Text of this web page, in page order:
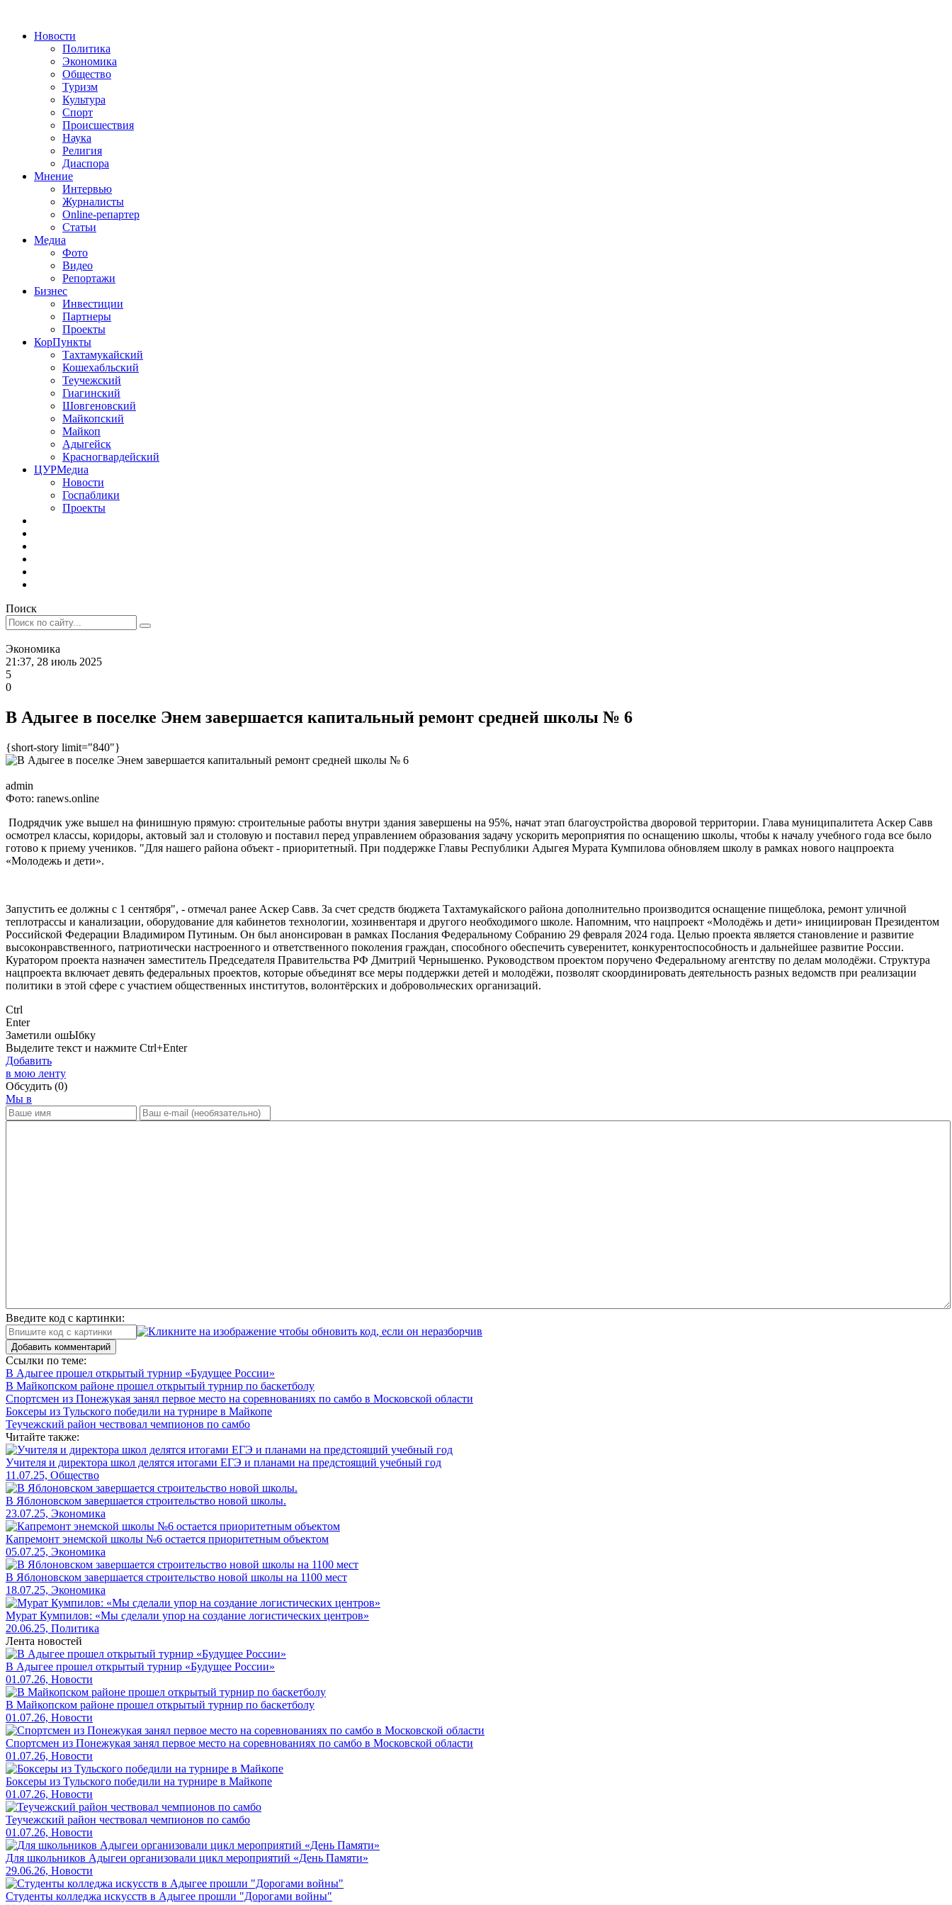
Новости
Политика
Экономика
Общество
Туризм
Культура
Спорт
Происшествия
Наука
Религия
Диаспора
Мнение
Интервью
Журналисты
Online-репартер
Статьи
Медиа
Фото
Видео
Репортажи
Бизнес
Инвестиции
Партнеры
Проекты
КорПункты
Тахтамукайский
Кошехабльский
Теучежский
Гиагинский
Шовгеновский
Майкопский
Майкоп
Адыгейск
Красногвардейский
ЦУРМедиа
Новости
Госпаблики
Проекты
Поиск
Экономика
21:37, 28 июль 2025
5
0
В Адыгее в поселке Энем завершается капитальный ремонт средней школы № 6
{short-story limit="840"}
admin
Фото: ranews.online
Подрядчик уже вышел на финишную прямую: строительные работы внутри здания завершены на 95%, начат этап благоустройства дворовой территории. Глава муниципалитета Аскер Савв
осмотрел классы, коридоры, актовый зал и столовую и поставил перед управлением образования задачу ускорить мероприятия по оснащению школы, чтобы к началу учебного года все было
готово к приему учеников. "Для нашего района объект - приоритетный. При поддержке Главы Республики Адыгея Мурата Кумпилова обновляем школу в рамках нового нацпроекта
«Молодежь и дети».
Запустить ее должны с 1 сентября", - отмечал ранее Аскер Савв. За счет средств бюджета Тахтамукайского района дополнительно производится оснащение пищеблока, ремонт уличной
теплотрассы и канализации, оборудование для кабинетов технологии, хозинвентаря и другого необходимого школе. Напомним, что нацпроект «Молодёжь и дети» инициирован Президентом
Российской Федерации Владимиром Путиным. Он был анонсирован в рамках Послания Федеральному Собранию 29 февраля 2024 года. Целью проекта является становление и развитие
высоконравственного, патриотически настроенного и ответственного поколения граждан, способного обеспечить суверенитет, конкурентоспособность и дальнейшее развитие России.
Куратором проекта назначен заместитель Председателя Правительства РФ Дмитрий Чернышенко. Руководством проектом поручено Федеральному агентству по делам молодёжи. Структура
нацпроекта включает девять федеральных проектов, которые объединят все меры поддержки детей и молодёжи, позволят скоординировать деятельность разных ведомств при реализации
политики в этой сфере с участием общественных институтов, волонтёрских и добровольческих организаций.
Ctrl
Enter
Заметили ошЫбку
Выделите текст и нажмите Ctrl+Enter
Добавить
в мою ленту
Обсудить (0)
Мы в
Введите код с картинки:
Добавить комментарий
Ссылки по теме:
В Адыгее прошел открытый турнир «Будущее России»
В Майкопском районе прошел открытый турнир по баскетболу
Спортсмен из Понежукая занял первое место на соревнованиях по самбо в Московской области
Боксеры из Тульского победили на турнире в Майкопе
Теучежский район чествовал чемпионов по самбо
Читайте также:
Учителя и директора школ делятся итогами ЕГЭ и планами на предстоящий учебный год
11.07.25, Общество
В Яблоновском завершается строительство новой школы.
23.07.25, Экономика
Капремонт энемской школы №6 остается приоритетным объектом
05.07.25, Экономика
В Яблоновском завершается строительство новой школы на 1100 мест
18.07.25, Экономика
Мурат Кумпилов: «Мы сделали упор на создание логистических центров»
20.06.25, Политика
Лента новостей
В Адыгее прошел открытый турнир «Будущее России»
01.07.26, Новости
В Майкопском районе прошел открытый турнир по баскетболу
01.07.26, Новости
Спортсмен из Понежукая занял первое место на соревнованиях по самбо в Московской области
01.07.26, Новости
Боксеры из Тульского победили на турнире в Майкопе
01.07.26, Новости
Теучежский район чествовал чемпионов по самбо
01.07.26, Новости
Для школьников Адыгеи организовали цикл мероприятий «День Памяти»
29.06.26, Новости
Студенты колледжа искусств в Адыгее прошли "Дорогами войны"